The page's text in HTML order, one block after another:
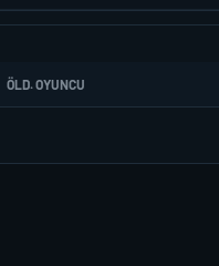
ÖLD. OYUNCU